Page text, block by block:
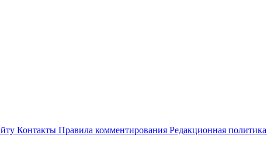
Контакты Правила комментирования Редакционная политика